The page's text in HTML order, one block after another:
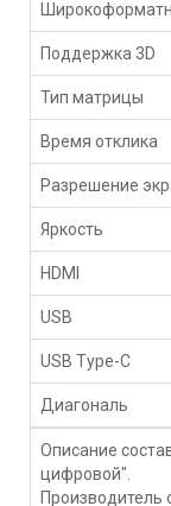
Поддержка 3D
Тип матрицы
Время отклика
Разрешение
Яркость
HDMI
USB
USB Type-C
Диагональ
Описание
цифровой".
Производитель